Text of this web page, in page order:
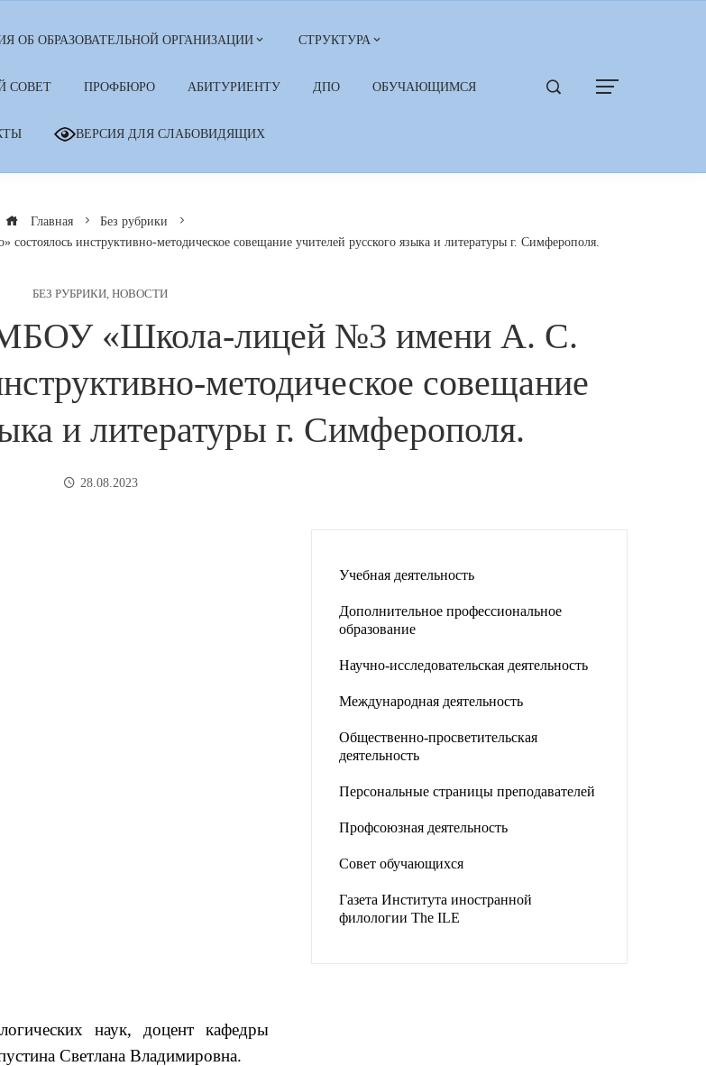
ОБ ОБРАЗОВАТЕЛЬНОЙ ОРГАНИЗАЦИИ СТРУКТУРА
СОВЕТ ПРОФБЮРО АБИТУРИЕНТУ ДПО ОБУЧАЮЩИМСЯ
ВЕРСИЯ ДЛЯ СЛАБОВИДЯЩИХ
Главная
Без рубрики
инструктивно-методическое совещание учителей русского языка и литературы г. Симферополя.
БЕЗ РУБРИКИ, НОВОСТИ
МБОУ «Школа-лицей №3 имени А. С.
методическое совещание
и литературы г. Симферополя.
28.08.2023
наук, доцент кафедры
Светлана Владимировна.
Учебная деятельность
Дополнительное профессиональное
образование
Научно-исследовательская деятельность
Международная деятельность
Общественно-просветительская
деятельность
Персональные страницы преподавателей
Профсоюзная деятельность
Совет обучающихся
Газета Института иностранной
филологии The ILE